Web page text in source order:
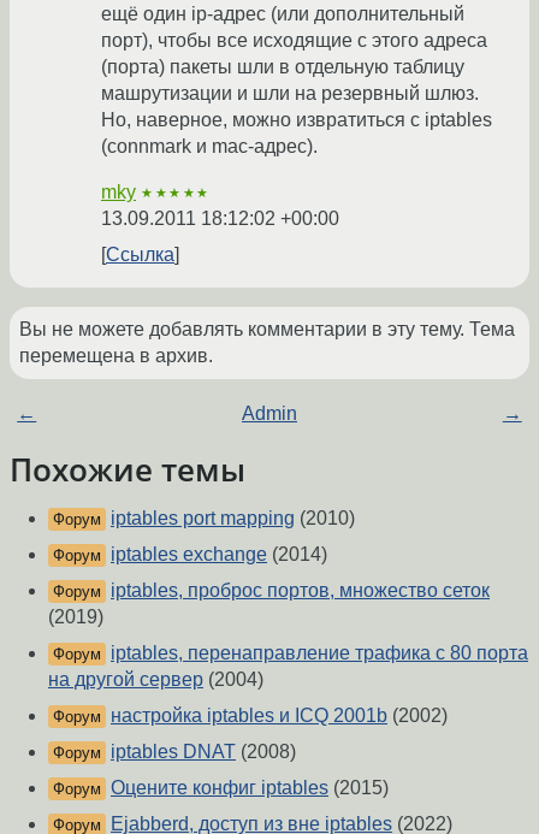
ещё один ip-адрес (или дополнительный
порт), чтобы все исходящие с этого адреса
(порта) пакеты шли в отдельную таблицу
машрутизации и шли на резервный шлюз.
Но, наверное, можно извратиться с iptables
(connmark и mac-адрес).
mky ★★★★★
13.09.2011 18:12:02 +00:00
Ссылка
Вы не можете добавлять комментарии в эту тему. Тема
перемещена в архив.
← Admin →
Похожие темы
Форум iptables port mapping (2010)
Форум iptables exchange (2014)
Форум
iptables, проброс портов, множество сеток
(2019)
Форум
iptables, перенаправление трафика с 80 порта
на другой сервер (2004)
Форум настройка iptables и ICQ 2001b (2002)
Форум iptables DNAT (2008)
Форум Оцените конфиг iptables (2015)
Форум Ejabberd, доступ из вне iptables (2022)